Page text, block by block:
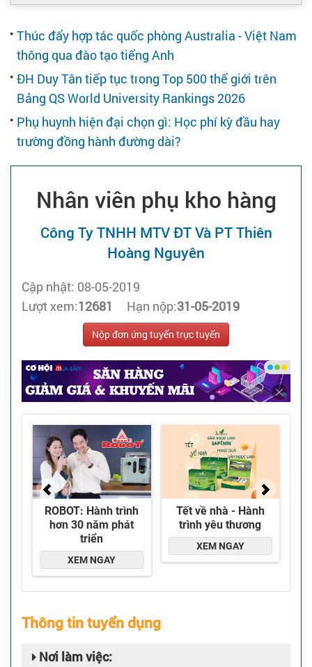
Nhà tuyển dụng
Thúc đẩy hợp tác quốc phòng Australia - Việt Nam
thông qua đào tạo tiếng Anh
ĐH Duy Tân tiếp tục trong Top 500 thế giới trên
Bảng QS World University Rankings 2026
Phụ huynh hiện đại chọn gì: Học phí kỳ đầu hay
trường đồng hành đường dài?
Nhân viên phụ kho hàng
Công Ty TNHH MTV ĐT Và PT Thiên
Hoàng Nguyên
Cập nhật: 08-05-2019
Lượt xem:12681 Hạn nộp:31-05-2019
Nộp đơn ứng tuyển trực tuyến
Thông tin tuyển dụng
Nơi làm việc: